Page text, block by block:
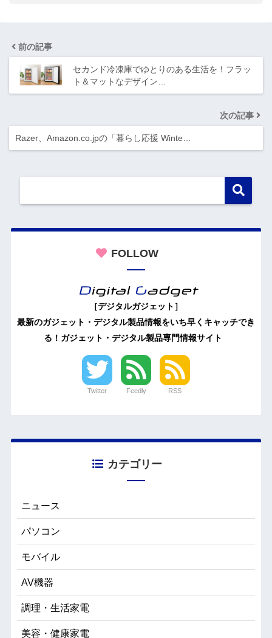
前の記事
セカンド冷凍庫でゆとりのある生活を！フラッ
ト＆マットなデザイン…
次の記事
Razer、Amazon.co.jpの「暮らし応援 Winte…
FOLLOW
［デジタルガジェット］
最新のガジェット・デジタル製品情報をいち早くキャッチでき
る！ガジェット・デジタル製品専門情報サイト
Twitter Feedly RSS
カテゴリー
ニュース
パソコン
モバイル
AV機器
調理・生活家電
美容・健康家電